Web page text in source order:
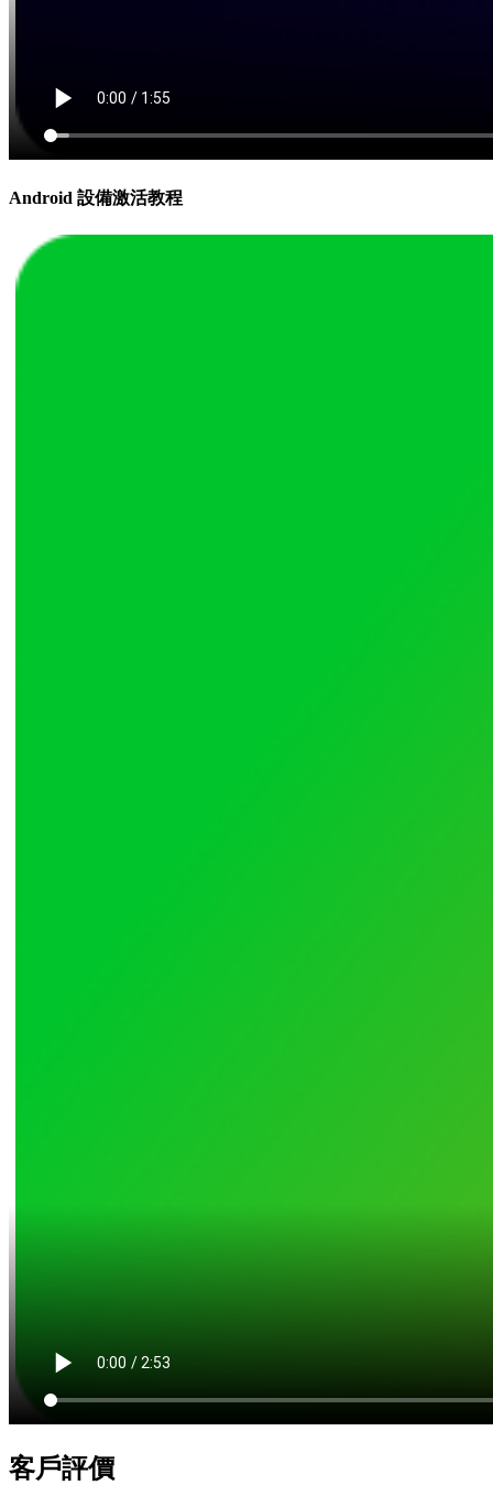
Android 設備激活教程
客戶評價